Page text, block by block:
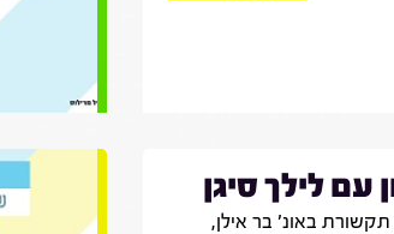
עם לילך סיגן
באונ' בר אילן,